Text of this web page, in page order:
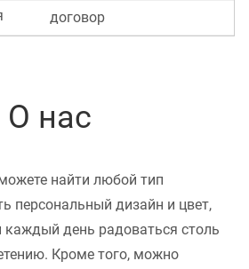
договор
О нас
найти любой тип
персональный дизайн и цвет,
каждый день радоваться столь
Кроме того, можно